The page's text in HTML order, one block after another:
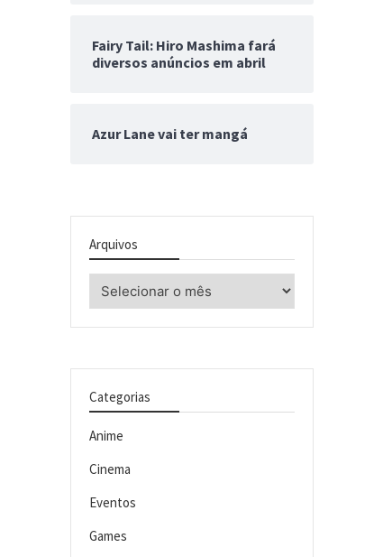
Fairy Tail: Hiro Mashima fará
diversos anúncios em abril
Azur Lane vai ter mangá
Arquivos
Arquivos
Categorias
Anime
Cinema
Eventos
Games